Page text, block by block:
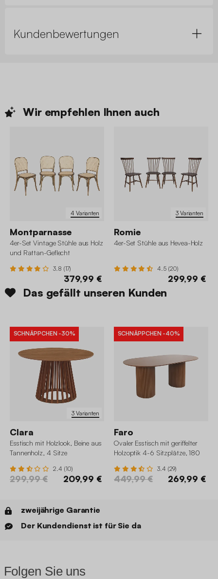
Kundenbewertungen
Wir empfehlen Ihnen auch
4 Varianten
Montparnasse
4er-Set Vintage Stühle aus Holz
und Rattan-Geflecht
3.8 (17)
379,99 €
3 Varianten
Romie
4er-Set Stühle aus Hevea-Holz
4.5 (20)
299,99 €
Das gefällt unseren Kunden
3 Varianten
SCHNÄPPCHEN -30%
Clara
Esstisch mit Holzlook, Beine aus
Tannenholz, 4 Sitze
2.4 (10)
299,99 € 209,99 €
SCHNÄPPCHEN -40%
Faro
Ovaler Esstisch mit geriffelter
Holzoptik 4-6 Sitzplätze, 180
3.4 (29)
449,99 € 269,99 €
zweijährige Garantie
Der Kundendienst ist für Sie da
Folgen Sie uns